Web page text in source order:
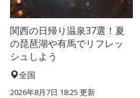
関西の日帰り温泉37選！夏
の琵琶湖や有馬でリフレッ
シュしよう
全国
2026年8月7日 18:25 更新